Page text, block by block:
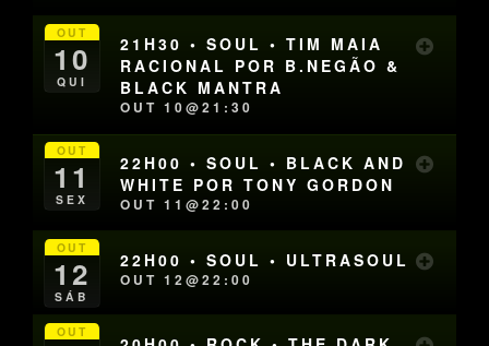
OUT
10
QUI
21H30 • SOUL • TIM MAIA
RACIONAL POR B.NEGÃO &
BLACK MANTRA
OUT 10@21:30
OUT
11
SEX
22H00 • SOUL • BLACK AND
WHITE POR TONY GORDON
OUT 11@22:00
OUT
12
SÁB
22H00 • SOUL • ULTRASOUL
OUT 12@22:00
OUT